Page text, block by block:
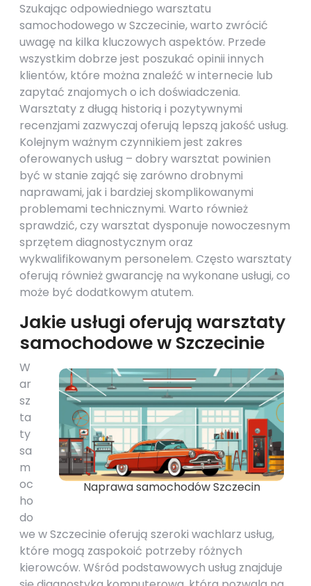
Szukając odpowiedniego warsztatu
samochodowego w Szczecinie, warto zwrócić
uwagę na kilka kluczowych aspektów. Przede
wszystkim dobrze jest poszukać opinii innych
klientów, które można znaleźć w internecie lub
zapytać znajomych o ich doświadczenia.
Warsztaty z długą historią i pozytywnymi
recenzjami zazwyczaj oferują lepszą jakość usług.
Kolejnym ważnym czynnikiem jest zakres
oferowanych usług – dobry warsztat powinien
być w stanie zająć się zarówno drobnymi
naprawami, jak i bardziej skomplikowanymi
problemami technicznymi. Warto również
sprawdzić, czy warsztat dysponuje nowoczesnym
sprzętem diagnostycznym oraz
wykwalifikowanym personelem. Często warsztaty
oferują również gwarancję na wykonane usługi, co
może być dodatkowym atutem.
Jakie usługi oferują warsztaty
samochodowe w Szczecinie
Naprawa samochodów Szczecin
W
ar
sz
ta
ty
sa
m
oc
ho
do
we w Szczecinie oferują szeroki wachlarz usług,
które mogą zaspokoić potrzeby różnych
kierowców. Wśród podstawowych usług znajduje